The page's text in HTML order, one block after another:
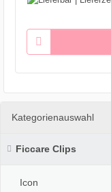
Kategorienauswahl
Ficcare Clips
Icon